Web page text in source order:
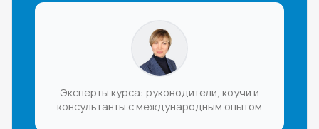
Эксперты курса: руководители, коучи и
консультанты с международным опытом